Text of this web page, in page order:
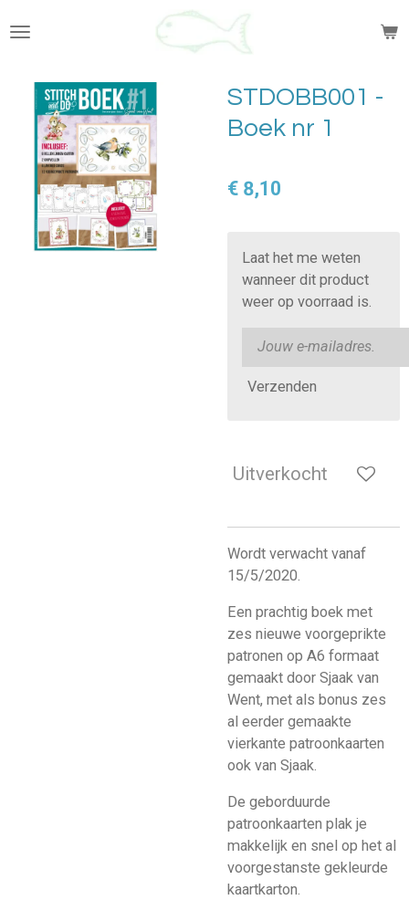
direct
hoofdinhoud
STDOBB001 -
Boek nr 1
€ 8,10
Laat het me weten
wanneer dit product
weer op voorraad is.
Verzenden
Uitverkocht
Wordt verwacht vanaf
15/5/2020.
Een prachtig boek met
zes nieuwe voorgeprikte
patronen op A6 formaat
gemaakt door Sjaak van
Went, met als bonus zes
al eerder gemaakte
vierkante patroonkaarten
ook van Sjaak.
De geborduurde
patroonkaarten plak je
makkelijk en snel op het al
voorgestanste gekleurde
kaartkarton.